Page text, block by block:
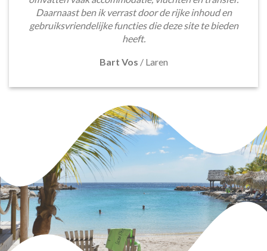
Daarnaast ben ik verrast door de rijke inhoud en
gebruiksvriendelijke functies die deze site te bieden
heeft.
Bart Vos / Laren